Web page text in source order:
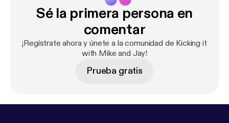
Sé la primera persona en
comentar
¡Regístrate ahora y únete a la comunidad de Kicking it
with Mike and Jay!
Prueba gratis